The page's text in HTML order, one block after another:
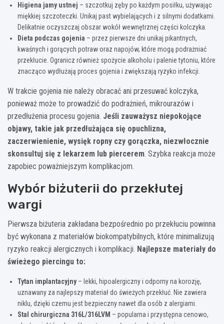
Higiena jamy ustnej – szczotkuj zęby po każdym posiłku, używając
miękkiej szczoteczki. Unikaj past wybielających i z silnymi dodatkami.
Delikatnie oczyszczaj obszar wokół wewnętrznej części kolczyka.
Dieta podczas gojenia – przez pierwsze dni unikaj pikantnych,
kwaśnych i gorących potraw oraz napojów, które mogą podrażniać
przekłucie. Ogranicz również spożycie alkoholu i palenie tytoniu, które
znacząco wydłużają proces gojenia i zwiększają ryzyko infekcji.
W trakcie gojenia nie należy obracać ani przesuwać kolczyka,
ponieważ może to prowadzić do podrażnień, mikrourazów i
przedłużenia procesu gojenia. Jeśli zauważysz niepokojące
objawy, takie jak przedłużająca się opuchlizna,
zaczerwienienie, wysięk ropny czy gorączka, niezwłocznie
skonsultuj się z lekarzem lub piercerem. Szybka reakcja może
zapobiec poważniejszym komplikacjom.
Wybór biżuterii do przekłutej
wargi
Pierwsza biżuteria zakładana bezpośrednio po przekłuciu powinna
być wykonana z materiałów biokompatybilnych, które minimalizują
ryzyko reakcji alergicznych i komplikacji. Najlepsze materiały do
świeżego piercingu to:
Tytan implantacyjny– lekki, hipoalergiczny i odporny na korozję,
uznawany za najlepszy materiał do świeżych przekłuć. Nie zawiera
niklu, dzięki czemu jest bezpieczny nawet dla osób z alergiami.
Stal chirurgiczna 316L/316LVM – popularna i przystępna cenowo,